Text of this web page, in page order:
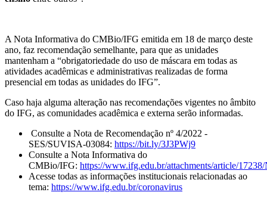
A Nota Informativa do CMBio/IFG emitida em 18 de março deste
ano, faz recomendação semelhante, para que as unidades
mantenham a “obrigatoriedade do uso de máscara em todas as
atividades acadêmicas e administrativas realizadas de forma
presencial em todas as unidades do IFG”.
Caso haja alguma alteração nas recomendações vigentes no âmbito
do IFG, as comunidades acadêmica e externa serão informadas.
Consulte a Nota de Recomendação nº 4/2022 -
SES/SUVISA-03084: https://bit.ly/3J3PWj9
Consulte a Nota Informativa do
CMBio/IFG: https://www.ifg.edu.br/attachments/article/
Acesse todas as informações institucionais relacionadas ao
tema: https://www.ifg.edu.br/coronavirus